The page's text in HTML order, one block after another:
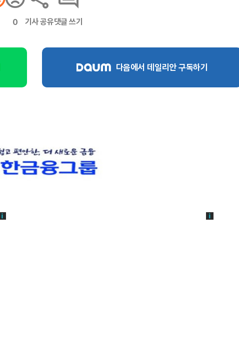
0 기사 공유댓글 쓰기
다음에서 데일리안 구독하기